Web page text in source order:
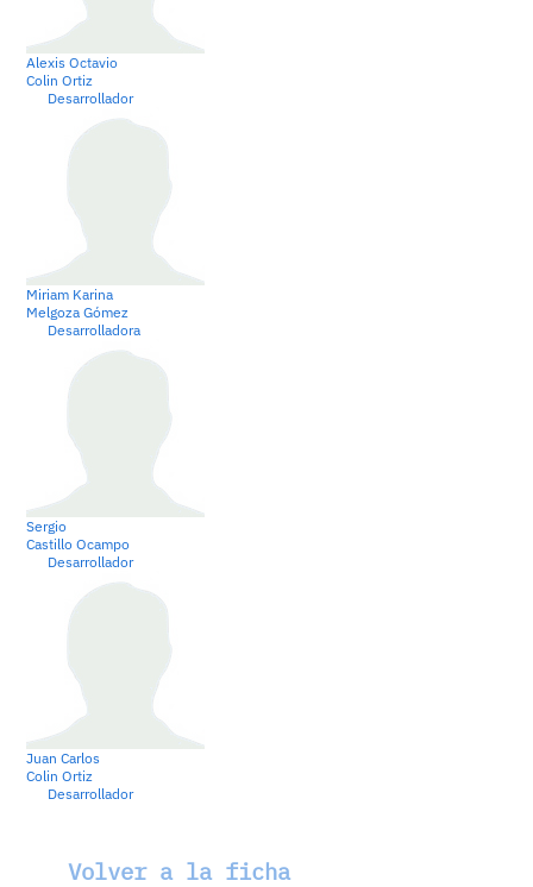
Alexis Octavio
Colin Ortiz
Desarrollador
Miriam Karina
Melgoza Gómez
Desarrolladora
Sergio
Castillo Ocampo
Desarrollador
Juan Carlos
Colin Ortiz
Desarrollador
Volver a la ficha